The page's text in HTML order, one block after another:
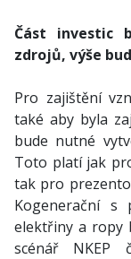
Část investic
zdrojů, výše
Pro zajištění
také aby byla
bude nutné
Toto platí jak
tak pro
Kogenerační s
elektřiny a ropy
scénář NKEP